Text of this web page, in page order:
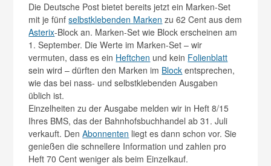
Die Deutsche Post bietet bereits jetzt ein Marken-Set
mit je fünfselbstklebenden Marken zu 62 Cent aus dem
Asterix-Block an. Marken-Set wie Block erscheinen am
1. September. Die Werte im Marken-Set – wir
vermuten, dass es ein Heftchen und kein Folienblatt
sein wird – dürften den Marken im Block entsprechen,
wie das bei nass- und selbstklebenden Ausgaben
üblich ist.
Einzelheiten zu der Ausgabe melden wir in Heft 8/15
Ihres BMS, das der Bahnhofsbuchhandel ab 31. Juli
verkauft. DenAbonnenten liegt es dann schon vor. Sie
genießen die schnellere Information und zahlen pro
Heft 70 Cent weniger als beim Einzelkauf.